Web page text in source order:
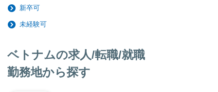
新卒可
未経験可
ベトナムの求人/転職/就職
勤務地から探す